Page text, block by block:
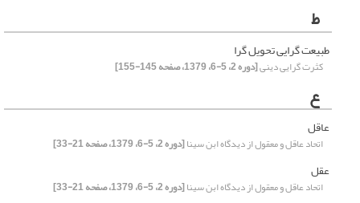
ط
طبیعت گرایی تحویل گرا
کثرت گرایی دینی[دوره 2، 5-6، 1379، صفحه 145-155]
ع
عاقل
اتحاد عاقل و معقول از دیدگاه ابن سینا[دوره 2، 5-6، 1379، صفحه 21-33]
عقل
اتحاد عاقل و معقول از دیدگاه ابن سینا[دوره 2، 5-6، 1379، صفحه 21-33]